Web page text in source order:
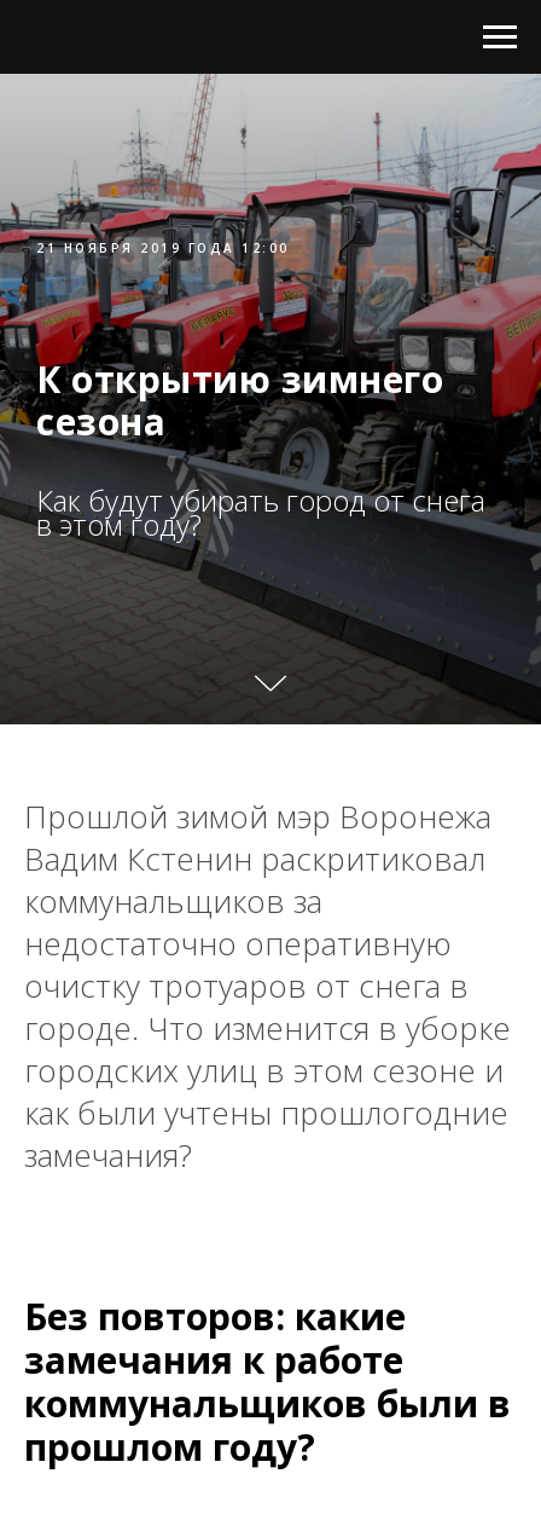
21 НОЯБРЯ 2019 ГОДА 12:00
К открытию зимнего
сезона
Как будут убирать город от снега
в этом году?
Прошлой зимой мэр Воронежа
Вадим Кстенин раскритиковал
коммунальщиков за
недостаточно оперативную
очистку тротуаров от снега в
городе. Что изменится в уборке
городских улиц в этом сезоне и
как были учтены прошлогодние
замечания?
Без повторов: какие
замечания к работе
коммунальщиков были в
прошлом году?